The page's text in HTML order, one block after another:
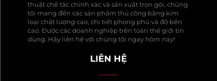
thuật chế tác chính xác và sản xuất trọn gói, chúng
tôi mang đến các sản phẩm thủ công bằng kim
loại chất lượng cao, chi tiết phong phú và độ bền
cao. Được các doanh nghiệp trên toàn thế giới tin
dùng. Hãy liên hệ với chúng tôi ngay hôm nay!
LIÊN HỆ